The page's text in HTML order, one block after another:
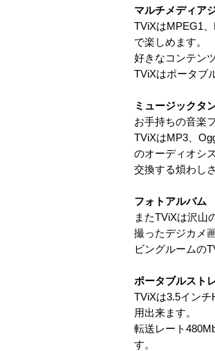
マルチメディア
TViXはMPEG1
で楽しめます。
好きなコンテン
TViXはポータブ
ミュージックタ
お手持ちの音楽
TViXはMP3、
のオーディオシ
交換する煩わし
フォトアルバム
またTViXは沢山
撮ったデジカメ
ビングルームの
ポータブルスト
TViXは3.5イン
用出来ます。
転送レート
す。